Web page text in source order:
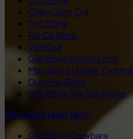
Chim Cánh Cụt
Thỏ Bông
Rái Cá Bông
Vịt Bông
Gấu Bông Khủng Long
Mèo Bông Hoàng Thượng
Dưa Hấu Bông
Gấu Bông Trái Sầu Riêng
Gấu Bông Hoạt Hình
Gấu Bông Capybara